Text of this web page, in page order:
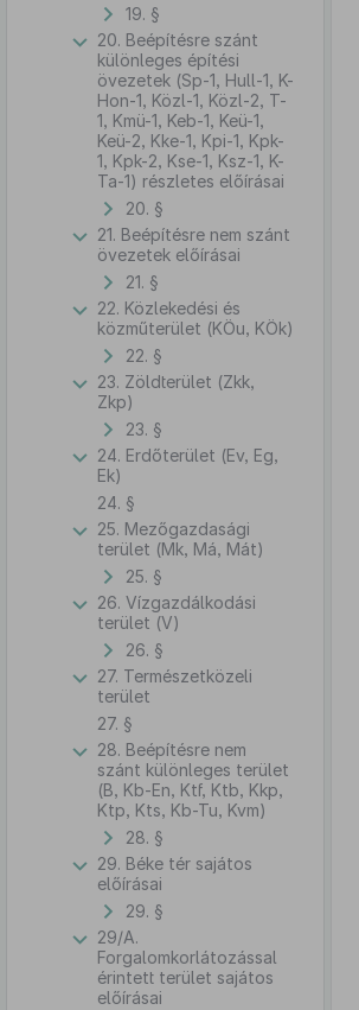
19. §
20. Beépítésre szánt
különleges építési
övezetek (Sp-1, Hull-1, K-
Hon-1, Közl-1, Közl-2, T-
1, Kmü-1, Keb-1, Keü-1,
Keü-2, Kke-1, Kpi-1, Kpk-
1, Kpk-2, Kse-1, Ksz-1, K-
Ta-1) részletes előírásai
20. §
21. Beépítésre nem szánt
övezetek előírásai
21. §
22. Közlekedési és
közműterület (KÖu, KÖk)
22. §
23. Zöldterület (Zkk,
Zkp)
23. §
24. Erdőterület (Ev, Eg,
Ek)
24. §
25. Mezőgazdasági
terület (Mk, Má, Mát)
25. §
26. Vízgazdálkodási
terület (V)
26. §
27. Természetközeli
terület
27. §
28. Beépítésre nem
szánt különleges terület
(B, Kb-En, Ktf, Ktb, Kkp,
Ktp, Kts, Kb-Tu, Kvm)
28. §
29. Béke tér sajátos
előírásai
29. §
29/A.
Forgalomkorlátozással
érintett terület sajátos
előírásai